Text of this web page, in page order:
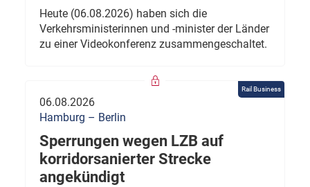
Heute (06.08.2026) haben sich die
Verkehrsministerinnen und -minister der Länder
zu einer Videokonferenz zusammengeschaltet.
Rail Business
06.08.2026
Hamburg – Berlin
Sperrungen wegen LZB auf
korridorsanierter Strecke
angekündigt